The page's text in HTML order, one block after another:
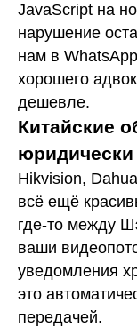
JavaScript на
нарушение
нам в
хорошего
дешевле.
Китайские
юридически
Hikvision,
всё ещё
где-то между
ваши
уведомления
это
передачей.